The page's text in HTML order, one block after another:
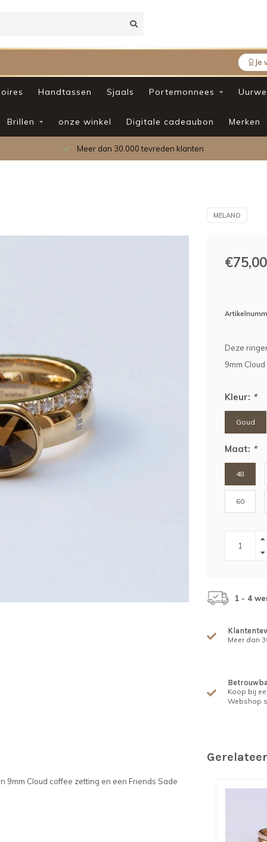
Je
Handtassen Sjaals Portemonnees
Brillen onze winkel Digitale cadeaubon Merken
Meer dan 30.000 tevreden klanten
MELANO
€75,00
Deze
9mm
Kleur: *
Goud
Maat: *
48
60
1 - 4
Meer dan
Koop bij
Webshop
9mm Cloud coffee zetting en een Friends Sade